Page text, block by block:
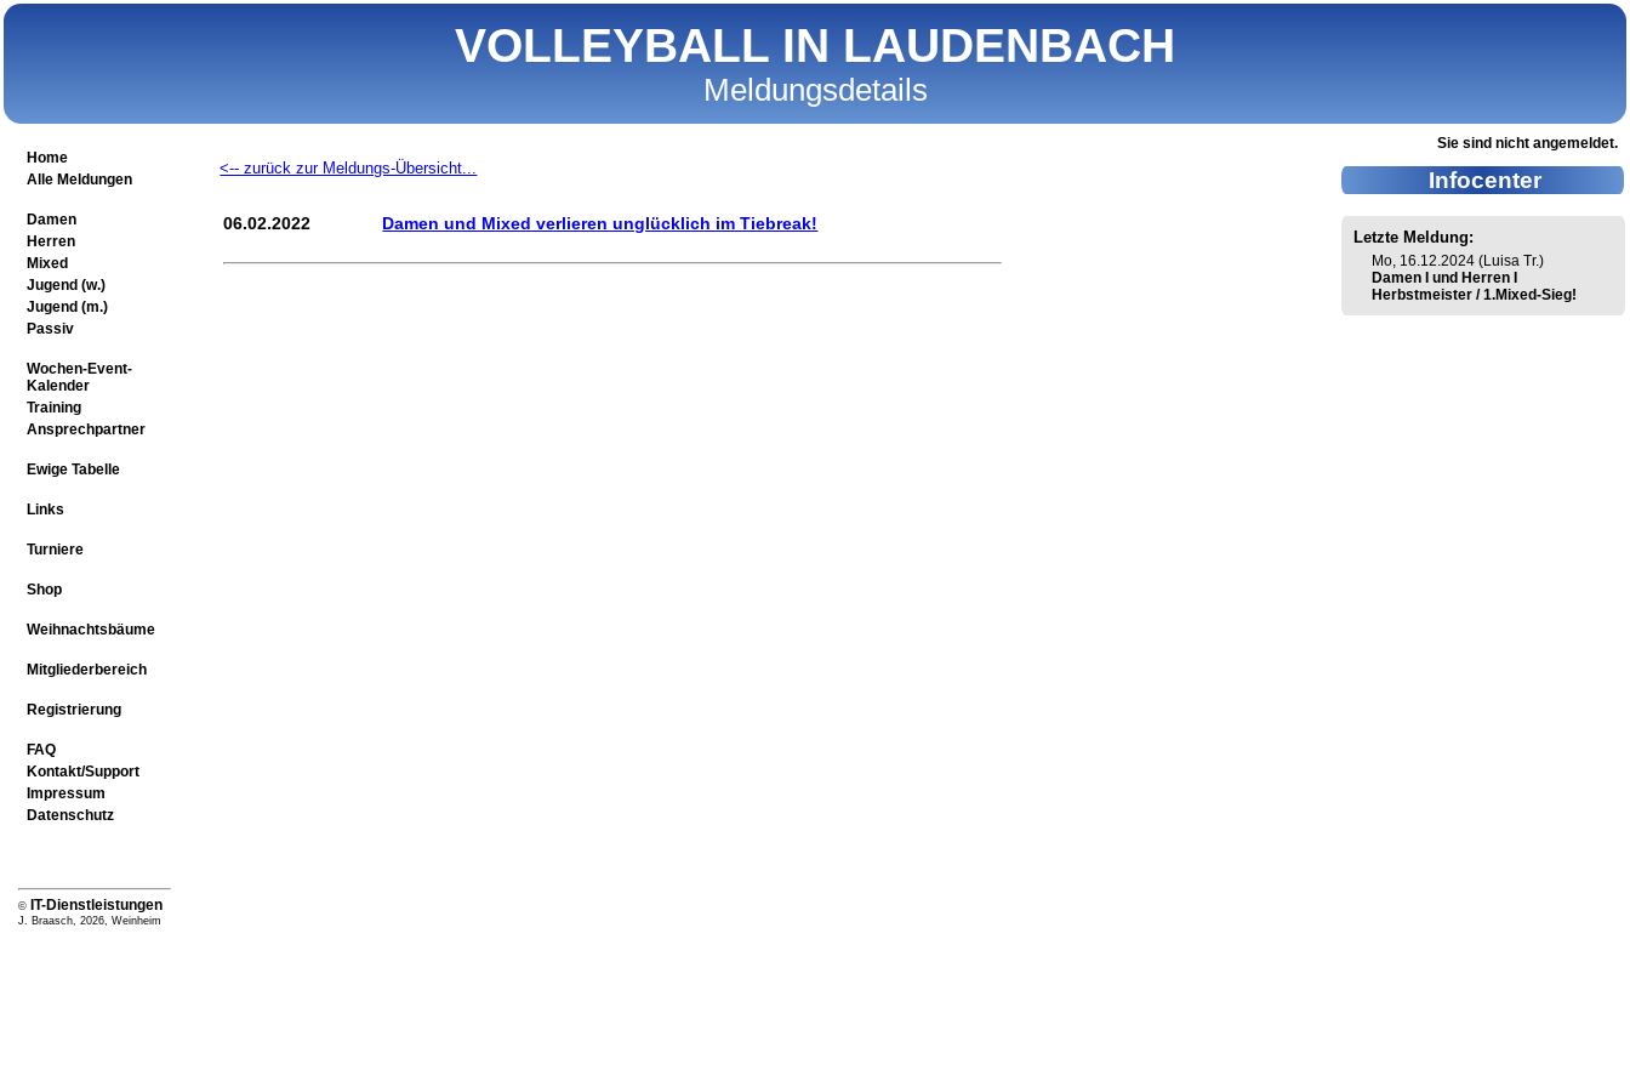
VOLLEYBALL IN LAUDENBACH
Meldungsdetails
Home
Alle Meldungen
Damen
Herren
Mixed
Jugend (w.)
Jugend (m.)
Passiv
Wochen-Event-
Kalender
Training
Ansprechpartner
Ewige Tabelle
Links
Turniere
Shop
Weihnachtsbäume
Mitgliederbereich
Registrierung
FAQ
Kontakt/Support
Impressum
Datenschutz
© IT-Dienstleistungen
J. Braasch, 2026, Weinheim
<-- zurück zur Meldungs-Übersicht...
06.02.2022 Damen und Mixed verlieren unglücklich im Tiebreak!
Sie sind nicht angemeldet.
Infocenter
Letzte Meldung:
Mo, 16.12.2024 (Luisa Tr.)
Damen I und Herren I
Herbstmeister / 1.Mixed-Sieg!